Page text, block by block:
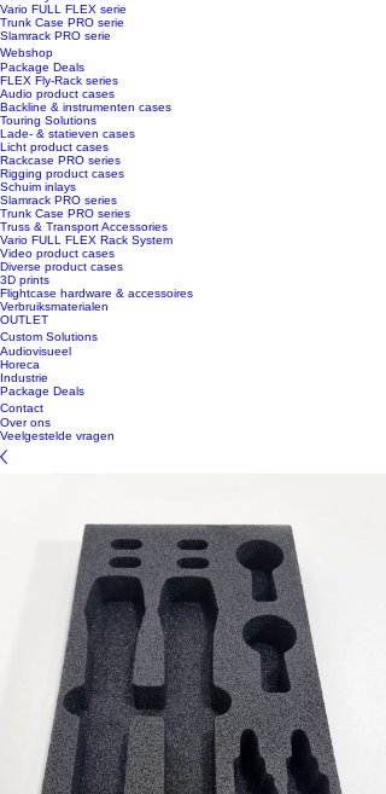
Vario FULL FLEX serie
Trunk Case PRO serie
Slamrack PRO serie
Webshop
Package Deals
FLEX Fly-Rack series
Audio product cases
Backline & instrumenten cases
Touring Solutions
Lade- & statieven cases
Licht product cases
Rackcase PRO series
Rigging product cases
Schuim inlays
Slamrack PRO series
Trunk Case PRO series
Truss & Transport Accessories
Vario FULL FLEX Rack System
Video product cases
Diverse product cases
3D prints
Flightcase hardware & accessoires
Verbruiksmaterialen
OUTLET
Custom Solutions
Audiovisueel
Horeca
Industrie
Package Deals
Contact
Over ons
Veelgestelde vragen